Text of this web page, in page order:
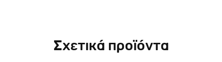
Σχετικά προϊόντα